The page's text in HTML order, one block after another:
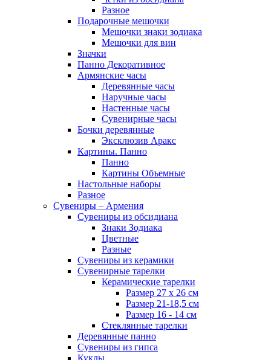
Разное
Подарочные мешочки
Мешочки знаки зодиака
Мешочки для вин
Значки
Панно Декоративное
Армянские часы
Деревянные часы
Наручные часы
Настенные часы
Сувенирные часы
Бочки деревянные
Эксклюзив Аракс
Картины. Панно
Панно
Картины Объемные
Настольные наборы
Разное
Сувениры – Армения
Сувениры из обсидиана
Знаки Зодиака
Цветные
Разные
Сувениры из керамики
Сувенирные тарелки
Керамические тарелки
Размер 27 х 26 см
Размер 21-18,5 см
Размер 16 - 14 см
Стеклянные тарелки
Деревянные панно
Сувениры из гипса
Куклы